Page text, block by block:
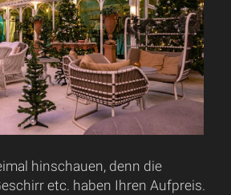
hinschauen, denn die
etc. haben Ihren Aufpreis.